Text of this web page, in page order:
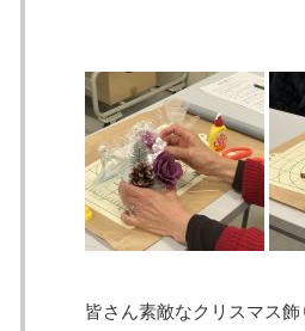
皆さん素敵なクリスマス